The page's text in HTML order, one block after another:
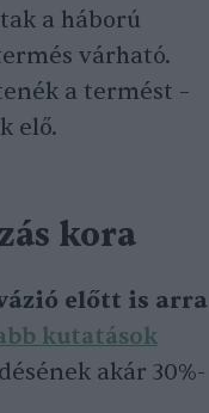
a háború
várható.
a termést –
elő.
kora
előtt is arra
kutatások
akár 30%-